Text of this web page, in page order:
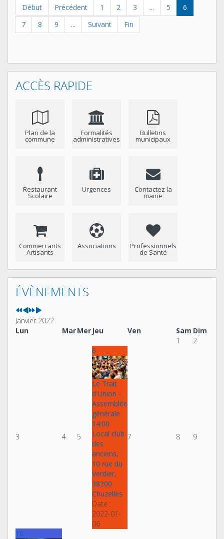
Début Précédent 1 2 3 ... 5
6
7
8 9 ... Suivant Fin
ACCÈS RAPIDE
Plan de la
commune
Formalités
administratives
Bulletins
municipaux
Restaurant
Scolaire
Urgences Contactez la
mairie
Commercants
Artisants
Associations Professionnels
de Santé
ÉVÈNEMENTS
Année
précédente
Mois
précédent
Année
suivante
Mois
suivant
Janvier 2022
Lun
MarMer Jeu Ven Sam Dim
1
2
3 4 5
6
Le Trait
d'Union -
Assemblée
générale
14:00
Local club
des
anciens,
10 rue du
Verdier,
38200
Chuzelles
Date :
2022-01-
06
7 8 9
10